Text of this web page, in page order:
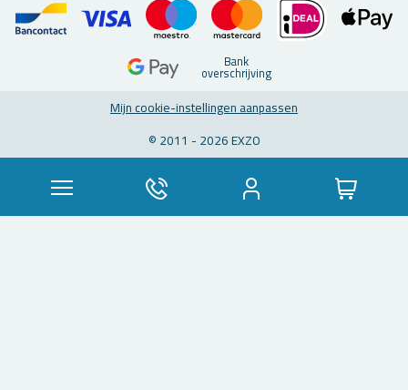
Bank
over­schrij­ving
Mijn coo­kie-in­stel­lin­gen aan­pas­sen
© 2011 - 2026 EXZO